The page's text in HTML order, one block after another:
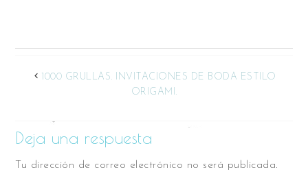
1000 GRULLAS. INVITACIONES DE BODA ESTILO
ORIGAMI.
Deja una respuesta
Tu dirección de correo electrónico no será publicada.